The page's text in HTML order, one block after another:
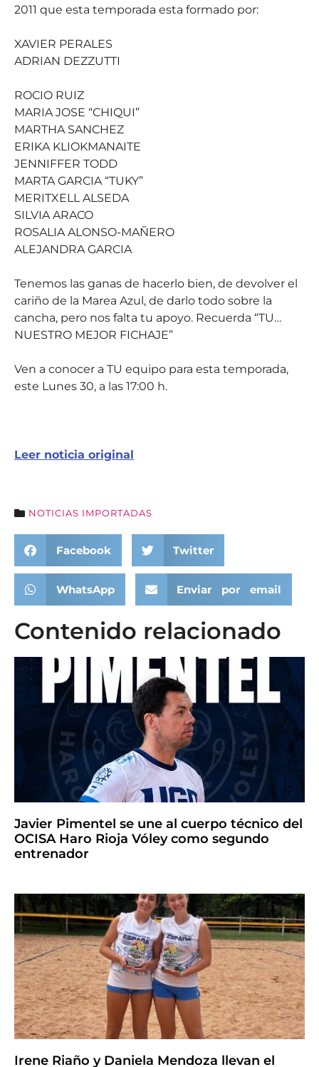
2011 que esta temporada esta formado por:
XAVIER PERALES
ADRIAN DEZZUTTI
ROCIO RUIZ
MARIA JOSE “CHIQUI”
MARTHA SANCHEZ
ERIKA KLIOKMANAITE
JENNIFFER TODD
MARTA GARCIA “TUKY”
MERITXELL ALSEDA
SILVIA ARACO
ROSALIA ALONSO-MAÑERO
ALEJANDRA GARCIA
Tenemos las ganas de hacerlo bien, de devolver el
cariño de la Marea Azul, de darlo todo sobre la
cancha, pero nos falta tu apoyo. Recuerda “TU…
NUESTRO MEJOR FICHAJE”
Ven a conocer a TU equipo para esta temporada,
este Lunes 30, a las 17:00 h.
Leer noticia original
NOTICIAS IMPORTADAS
Facebook Twitter
WhatsApp Enviar por email
Contenido relacionado
Javier Pimentel se une al cuerpo técnico del
OCISA Haro Rioja Vóley como segundo
entrenador
Irene Riaño y Daniela Mendoza llevan el